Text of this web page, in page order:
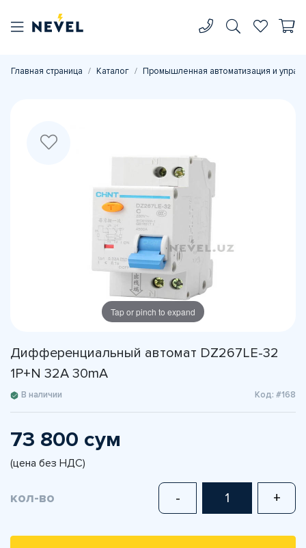
Главная страница Каталог Промышленная автоматизация и
Tap or pinch to expand
Дифференциальный автомат DZ267LE-32
1P+N 32A 30mA
В наличии Код: #168
73 800 сум
(цена без НДС)
кол-во - +